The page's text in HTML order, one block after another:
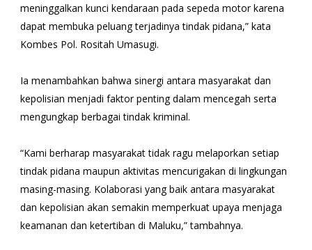
meninggalkan kunci kendaraan pada sepeda motor karena
dapat membuka peluang terjadinya tindak pidana,” kata
Kombes Pol. Rositah Umasugi.
Ia menambahkan bahwa sinergi antara masyarakat dan
kepolisian menjadi faktor penting dalam mencegah serta
mengungkap berbagai tindak kriminal.
“Kami berharap masyarakat tidak ragu melaporkan setiap
tindak pidana maupun aktivitas mencurigakan di lingkungan
masing-masing. Kolaborasi yang baik antara masyarakat
dan kepolisian akan semakin memperkuat upaya menjaga
keamanan dan ketertiban di Maluku,” tambahnya.